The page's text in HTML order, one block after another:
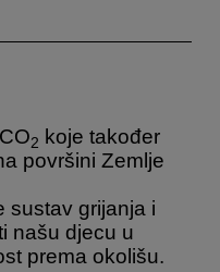
2 koje također
površini Zemlje
sustav grijanja i
našu djecu u
prema okolišu.